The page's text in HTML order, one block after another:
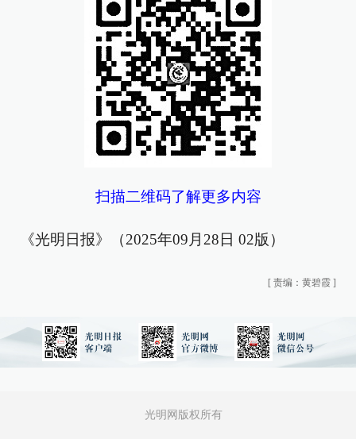
扫描二维码了解更多内容
《光明日报》（2025年09月28日 02版）
[ 责编：黄碧霞 ]
光明网版权所有